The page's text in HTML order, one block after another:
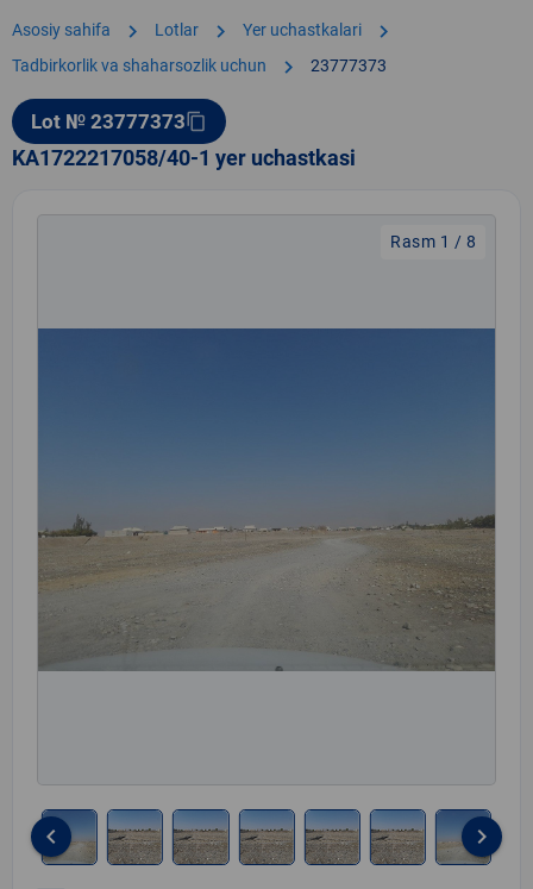
Asosiy sahifa chevron_right Lotlar chevron_right Yer uchastkalari chevron_right
Tadbirkorlik va shaharsozlik uchun chevron_right 23777373
Lot № 23777373content_copy
KA1722217058/40-1 yer uchastkasi
Rasm 1 / 8
keyboard_arrow_left keyboard_arrow_right